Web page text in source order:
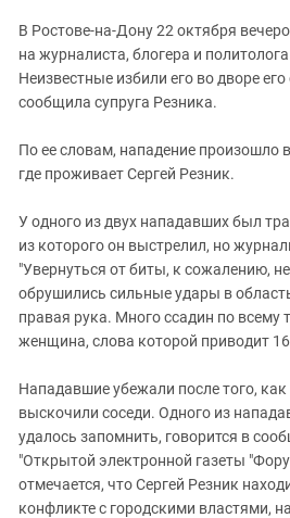
КАВКАЗ
Ингушетия
Кабардино-Балкария
Карачаево-Черкесия
Краснодарский край
Нагорный Карабах
Российская Федерация
Ростовская область
Северная Осетия - Алания
Ставропольский край
Чечня
Южная Осетия
Южный Кавказ
В Ростове-на-Дону 22 октября
на журналиста, блогера и
Неизвестные избили его во дворе
сообщила супруга Резника.
По ее словам, нападение произошло
где проживает Сергей Резник.
У одного из двух нападавших был
из которого он выстрелил, но
"Увернуться от биты, к сожалению,
обрушились сильные удары в
правая рука. Много ссадин по всему
женщина, слова которой приводит
Нападавшие убежали после того,
выскочили соседи. Одного из
удалось запомнить, говорится в
"Открытой электронной газеты
отмечается, что Сергей Резник
конфликте с городскими властями,